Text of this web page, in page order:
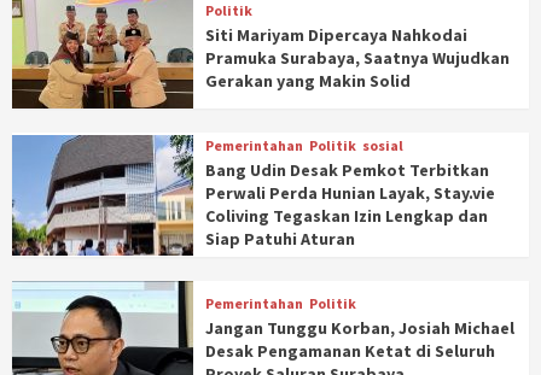
Politik
Siti Mariyam Dipercaya Nahkodai
Pramuka Surabaya, Saatnya Wujudkan
Gerakan yang Makin Solid
Pemerintahan Politik sosial
Bang Udin Desak Pemkot Terbitkan
Perwali Perda Hunian Layak, Stay.vie
Coliving Tegaskan Izin Lengkap dan
Siap Patuhi Aturan
Pemerintahan Politik
Jangan Tunggu Korban, Josiah Michael
Desak Pengamanan Ketat di Seluruh